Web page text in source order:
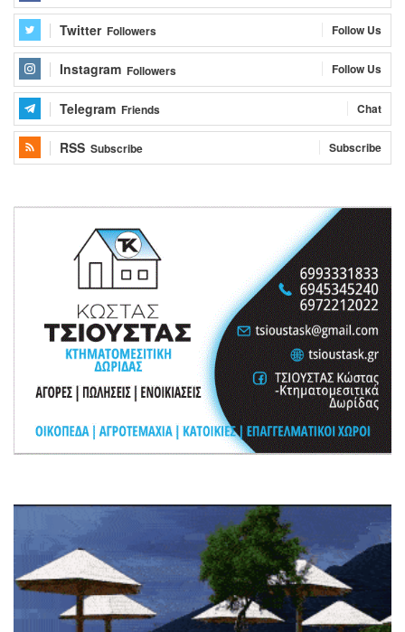
Twitter Followers Follow Us
Instagram Followers Follow Us
Telegram Friends Chat
RSS Subscribe Subscribe